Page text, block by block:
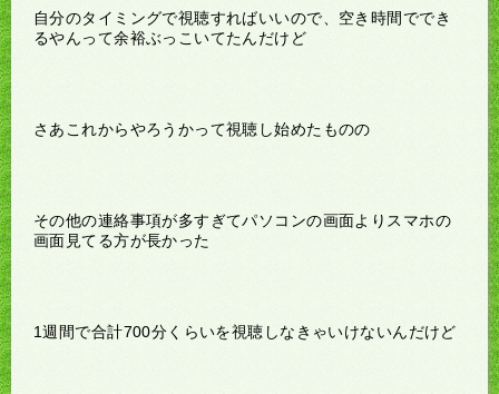
自分のタイミングで視聴すればいいので、空き時間ででき
るやんって余裕ぶっこいてたんだけど
さあこれからやろうかって視聴し始めたものの
その他の連絡事項が多すぎてパソコンの画面よりスマホの
画面見てる方が長かった
1週間で合計700分くらいを視聴しなきゃいけないんだけど